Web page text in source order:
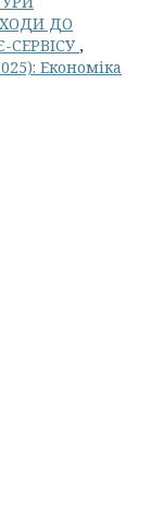
ДО
СЕРВІСУ ,
Економіка